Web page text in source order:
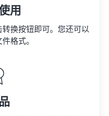
用
换按钮即可。您还可以
格式。